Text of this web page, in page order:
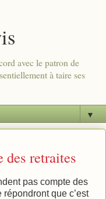
avec le patron de
à taire ses
▼
des retraites
pas compte des
que c’est